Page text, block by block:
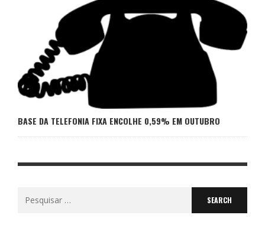
BASE DA TELEFONIA FIXA ENCOLHE 0,59% EM OUTUBRO